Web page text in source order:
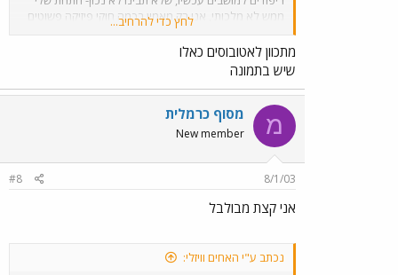
ממש לא מלכותי, אני רק מאמין בכמה חוקי פיזיקה פשוטים
שאומרים שכשאוטובוס מסתובב, מקדם החיכוך (מיו אס או
מיו קיי, לא זוכר כבר) יהיה נמוך יותר אם יהיה שם לבד
כלומר, אנחנו נבקר פחת את זה שיושה לידנו אם ישימו לנו
חתיכת בד קטנה. ובנוסף ישבתי בכסא ההפוך ההוא (גם את
אלה צריך להוציא מחוץ לחוק)
לחץ כדי להרחיב...
מתכוון לאטובוסים כאלו
שיש בתמונה
מ מסוף כרמלית
New member
8/1/03
#8
אני קצת מבולבל
נכתב ע"י האחים וויזלי: